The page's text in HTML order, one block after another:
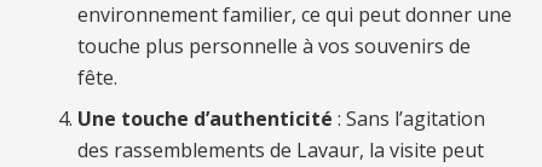
environnement familier, ce qui peut donner une
touche plus personnelle à vos souvenirs de
fête.
Une touche d’authenticité : Sans l’agitation
des rassemblements de Lavaur, la visite peut